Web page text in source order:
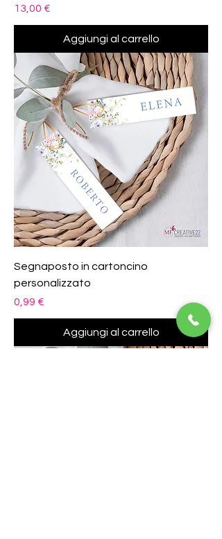
Prezzo
13,00 €
Aggiungi al carrello
Segnaposto in cartoncino
personalizzato
Prezzo
0,99 €
Aggiungi al carrello